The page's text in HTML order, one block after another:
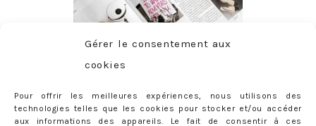
Gérer le consentement aux
cookies
Pour offrir les meilleures expériences, nous utilisons des
technologies telles que les cookies pour stocker et/ou accéder
aux informations des appareils. Le fait de consentir à ces